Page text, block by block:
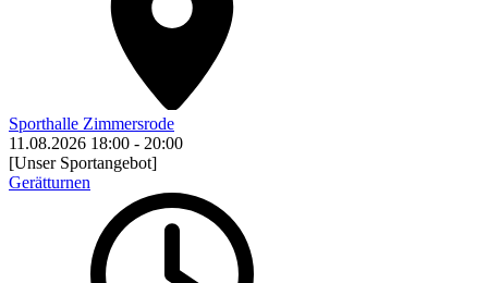
Sporthalle Zimmersrode
11.08.2026 18:00 - 20:00
[Unser Sportangebot]
Gerätturnen